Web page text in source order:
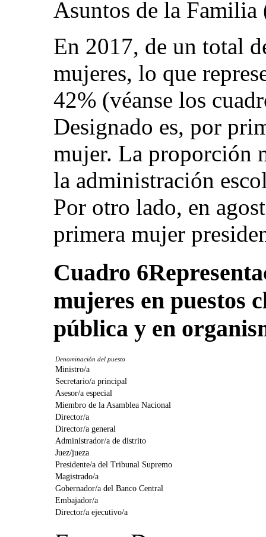
Asuntos de la Familia
En 2017, de un total
mujeres, lo que
42% (véanse los
Designado es, por
mujer. La proporción
la administración
Por otro lado, en
primera mujer
Cuadro 6
mujeres en puestos
pública y en
Denominación del puesto
Ministro/a
Secretario/a principal
Asesor/a especial
Miembro de la Asamblea Nacional
Director/a
Director/a general
Administrador/a de distrito
Juez/jueza
Presidente/a del Tribunal Supremo
Magistrado/a
Gobernador/a del Banco Central
Embajador/a
Director/a ejecutivo/a